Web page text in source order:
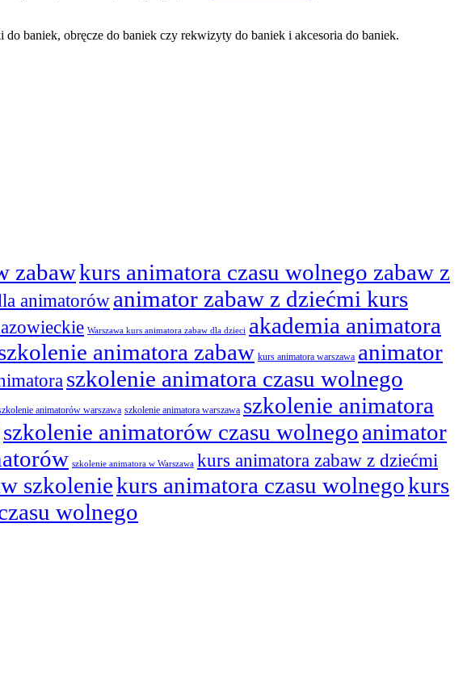
do baniek, obręcze do baniek czy rekwizyty do baniek i akcesoria do baniek.
zabawkurs animatora czasu wolnego zabaw z
animatorów animator zabaw z dziećmi kurs
Warszawa kurs animatora zabaw dla dzieci akademia animatora
animatora zabaw kurs animatora warszawa animator
szkolenie animatora czasu wolnego
animatorów warszawa szkolenie animatora warszawa szkolenie animatora
szkolenie animatorów czasu wolnegoanimator
szkolenie animatora w Warszawa kurs animatora zabaw z dziećmi
szkoleniekurs animatora czasu wolnegokurs
wolnego